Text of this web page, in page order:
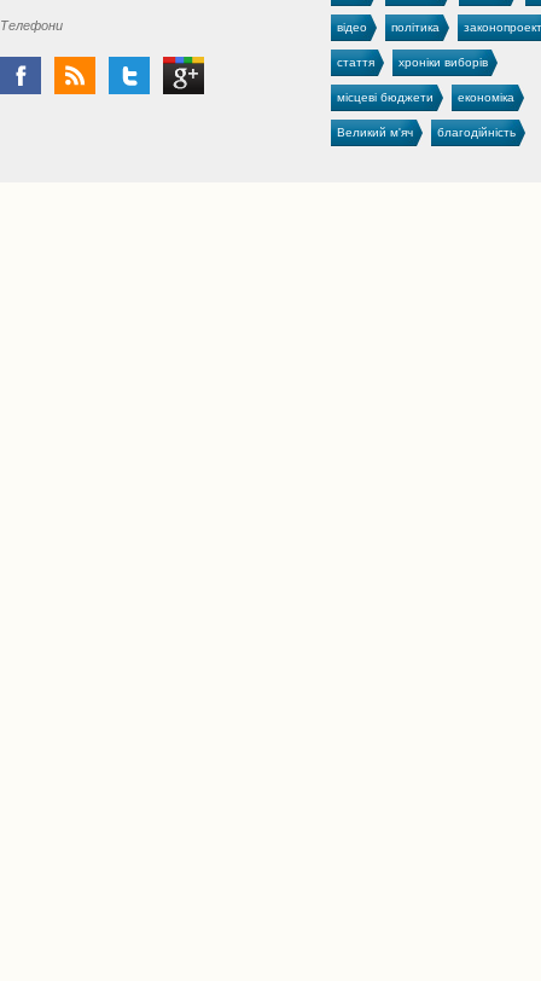
Телефони відео політика
стаття хроніки виборів
місцеві бюджети економіка
Великий м'яч благодійність